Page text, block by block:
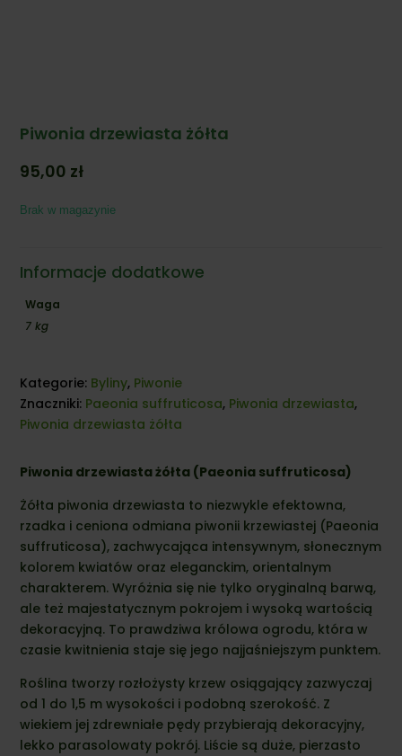
Piwonia drzewiasta żółta
95,00 zł
Brak w magazynie
Informacje dodatkowe
Waga
7 kg
Kategorie: Byliny, Piwonie
Znaczniki: Paeonia suffruticosa, Piwonia drzewiasta,
Piwonia drzewiasta żółta
Piwonia drzewiasta żółta (Paeonia suffruticosa)
Żółta piwonia drzewiasta to niezwykle efektowna,
rzadka i ceniona odmiana piwonii krzewiastej (Paeonia
suffruticosa), zachwycająca intensywnym, słonecznym
kolorem kwiatów oraz eleganckim, orientalnym
charakterem. Wyróżnia się nie tylko oryginalną barwą,
ale też majestatycznym pokrojem i wysoką wartością
dekoracyjną. To prawdziwa królowa ogrodu, która w
czasie kwitnienia staje się jego najjaśniejszym punktem.
Roślina tworzy rozłożysty krzew osiągający zazwyczaj
od 1 do 1,5 m wysokości i podobną szerokość. Z
wiekiem jej zdrewniałe pędy przybierają dekoracyjny,
lekko parasolowaty pokrój. Liście są duże, pierzasto